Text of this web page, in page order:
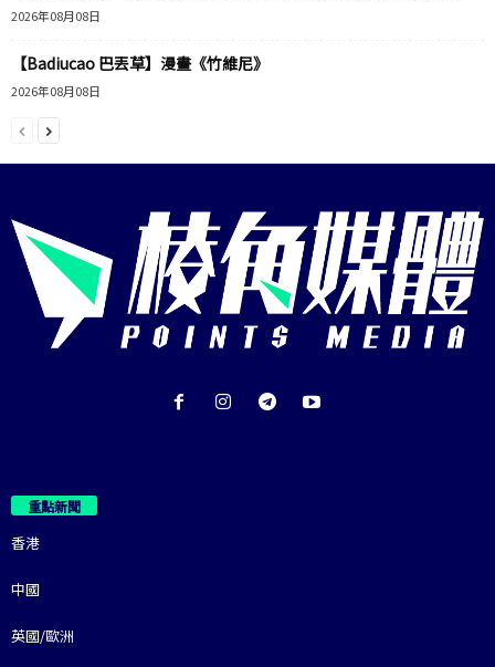
2026年08月08日
【Badiucao 巴丟草】漫畫《竹維尼》
2026年08月08日
重點新聞
香港
中國
英國/歐洲